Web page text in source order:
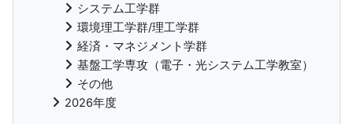
システム工学群
環境理工学群/理工学群
経済・マネジメント学群
基盤工学専攻（電子・光システム工学教室）
その他
2026年度